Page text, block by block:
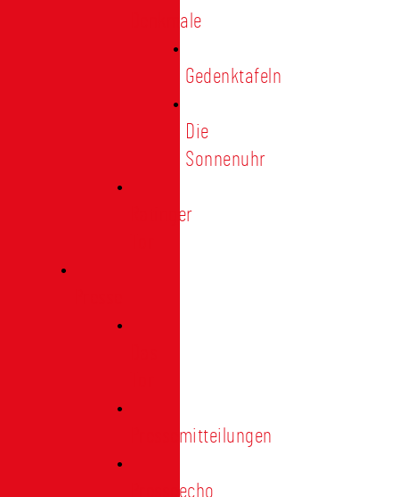
Denkmale
Gedenktafeln
Die
Sonnenuhr
Ratinger
Pressemitteilungen
Presseecho